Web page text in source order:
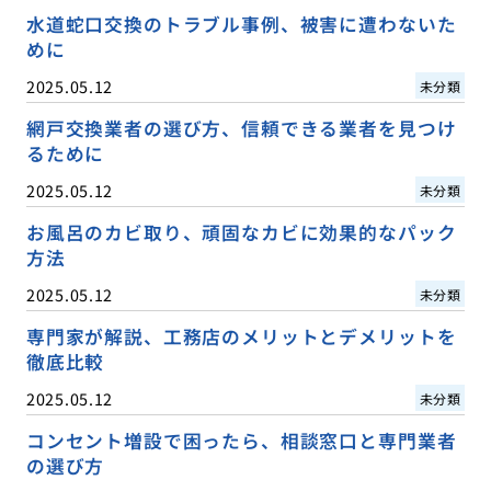
水道蛇口交換のトラブル事例、被害に遭わないた
めに
2025.05.12 未分類
網戸交換業者の選び方、信頼できる業者を見つけ
るために
2025.05.12 未分類
お風呂のカビ取り、頑固なカビに効果的なパック
方法
2025.05.12 未分類
専門家が解説、工務店のメリットとデメリットを
徹底比較
2025.05.12 未分類
コンセント増設で困ったら、相談窓口と専門業者
の選び方